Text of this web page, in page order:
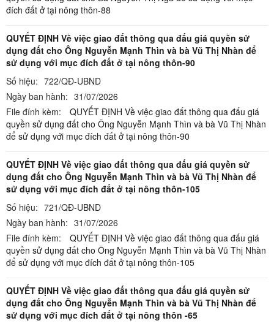
đích đất ở tại nông thôn-88
QUYẾT ĐỊNH Về việc giao đất thông qua đấu giá quyền sử
dụng đất cho Ông Nguyễn Mạnh Thìn và bà Vũ Thị Nhàn để
sử dụng với mục đích đất ở tại nông thôn-90
Số hiệu: 722/QĐ-UBND
Ngày ban hành: 31/07/2026
File đính kèm:
QUYẾT ĐỊNH Về việc giao đất thông qua đấu giá
quyền sử dụng đất cho Ông Nguyễn Mạnh Thìn và bà Vũ Thị Nhàn
để sử dụng với mục đích đất ở tại nông thôn-90
QUYẾT ĐỊNH Về việc giao đất thông qua đấu giá quyền sử
dụng đất cho Ông Nguyễn Mạnh Thìn và bà Vũ Thị Nhàn để
sử dụng với mục đích đất ở tại nông thôn-105
Số hiệu: 721/QĐ-UBND
Ngày ban hành: 31/07/2026
File đính kèm:
QUYẾT ĐỊNH Về việc giao đất thông qua đấu giá
quyền sử dụng đất cho Ông Nguyễn Mạnh Thìn và bà Vũ Thị Nhàn
để sử dụng với mục đích đất ở tại nông thôn-105
QUYẾT ĐỊNH Về việc giao đất thông qua đấu giá quyền sử
dụng đất cho Ông Nguyễn Mạnh Thìn và bà Vũ Thị Nhàn để
sử dụng với mục đích đất ở tại nông thôn -65